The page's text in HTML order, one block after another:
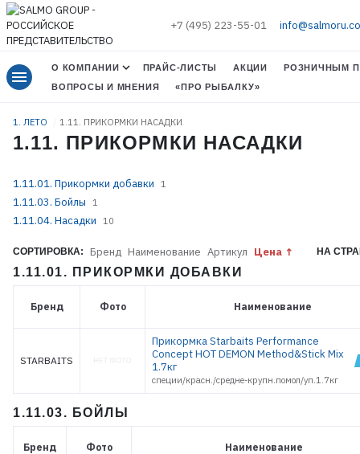
+7 (495) 223-55-01
menu О КОМПАНИИ ПРАЙС-ЛИСТЫ АКЦИИ
РОЗНИЧНЫМ
ВОПРОСЫ И МНЕНИЯ
«ПРО РЫБАЛКУ»
1. ЛЕТО 1.11. ПРИКОРМКИ НАСАДКИ
1.11. ПРИКОРМКИ НАСАДКИ
1.11.01. Прикормки добавки 1
1.11.03. Бойлы 1
1.11.04. Насадки 10
СОРТИРОВКА: Бренд Наименование Артикул Цена НА
1.11.01. ПРИКОРМКИ ДОБАВКИ
Бренд Фото Наименование
STARBAITS
Прикормка Starbaits Performance
Concept HOT DEMON Method&Stick Mix
1.7кг
специи/красн./средне-крупн.помол/уп.1.7кг
1.11.03. БОЙЛЫ
Бренд Фото Наименование